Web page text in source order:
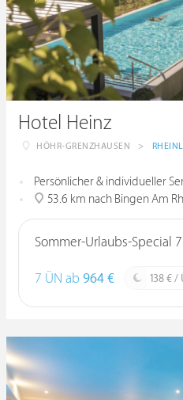
Hotel Heinz
HÖHR-GRENZHAUSEN >
Persönlicher & individueller
53.6 km nach Bingen Am
Sommer-Urlaubs-Special
7 ÜN ab 964 € 138 € /